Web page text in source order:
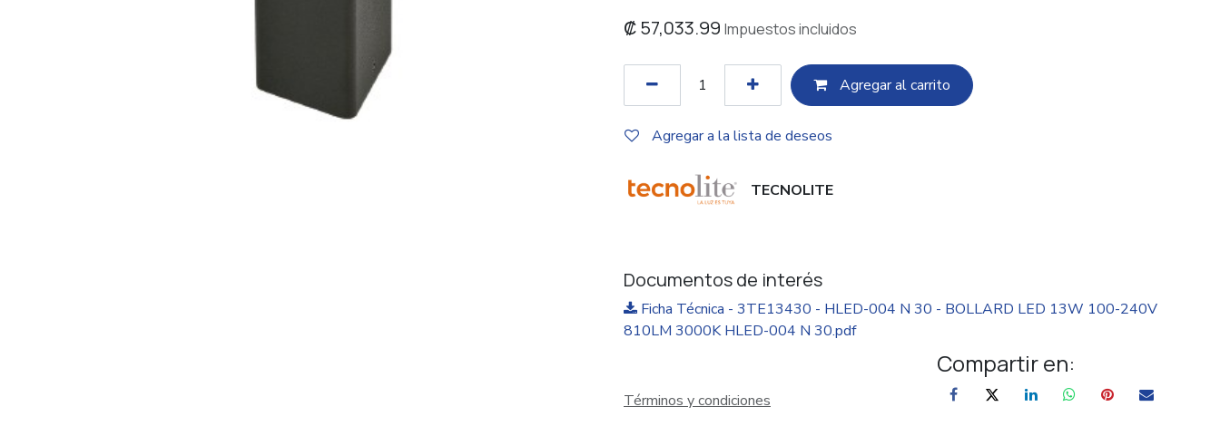
₡57,033.99 Impuestos incluidos
Agregar al c​​arrito
Agregar a la lista de deseos
TECNOLITE
Documentos de interés
Ficha Técnica - 3TE13430 - HLED-004 N 30 - BOLLARD LED 13W 100-240V
810LM 3000K HLED-004 N 30.pdf
Términos y condiciones
Compartir en: